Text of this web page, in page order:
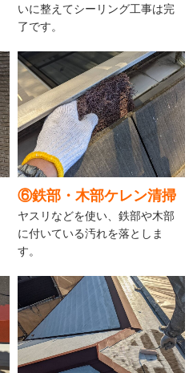
いに整えてシーリング工事は完
了です。
⑥鉄部・木部ケレン清掃
ヤスリなどを使い、鉄部や木部
に付いている汚れを落としま
す。